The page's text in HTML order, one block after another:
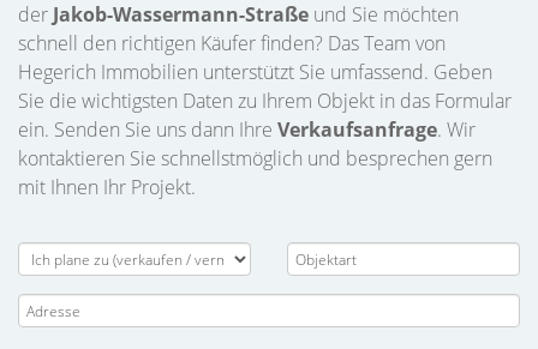
der Jakob-Wassermann-Straße und Sie möchten
schnell den richtigen Käufer finden? Das Team von
Hegerich Immobilien unterstützt Sie umfassend. Geben
Sie die wichtigsten Daten zu Ihrem Objekt in das Formular
ein. Senden Sie uns dann Ihre Verkaufsanfrage. Wir
kontaktieren Sie schnellstmöglich und besprechen gern
mit Ihnen Ihr Projekt.